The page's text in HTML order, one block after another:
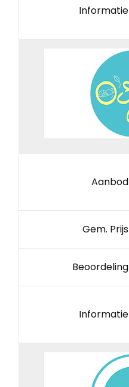
Informatie
Aanbod
Gem. Prijs
Beoordeling
Informatie